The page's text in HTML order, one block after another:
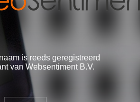
is reeds geregistreerd
van Websentiment B.V.